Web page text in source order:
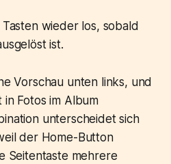
Tasten wieder los, sobald
ist.
Vorschau unten links, und
Fotos im Album
unterscheidet sich
der Home-Button
Seitentaste mehrere